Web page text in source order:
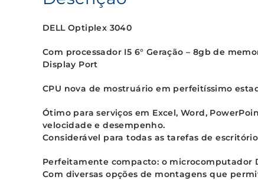
DELL Optiplex 3040
Com processador I5 6° Geração – 8gb de
Display Port
CPU nova de mostruário em perfeitíssimo
Ótimo para serviços em Excel, Word,
velocidade e desempenho.
Considerável para todas as tarefas de
Perfeitamente compacto: o microcomputador
Com diversas opções de montagens que